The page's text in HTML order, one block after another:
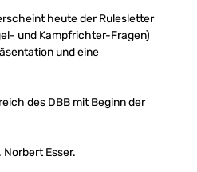
heute der Rulesletter
und Kampfrichter-Fragen)
und eine
des DBB mit Beginn der
Esser.